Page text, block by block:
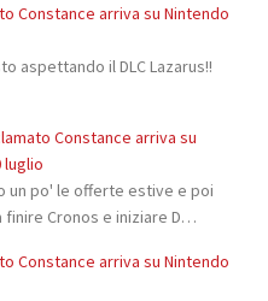
Constance arriva su Nintendo
aspettando il DLC Lazarus!!
Constance arriva su
luglio
un po' le offerte estive e poi
finire Cronos e iniziare D…
Constance arriva su Nintendo